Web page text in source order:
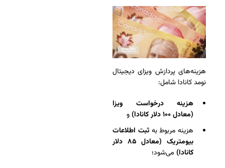
هزینه‌های پردازش ویزای دیجیتال
نومد کانادا شامل:
هزینه درخواست ویزا
(معادل ۱۰۰ دلار کانادا)
و
هزینه مربوط به ثبت اطلاعات
بیومتریک (معادل ۸۵ دلار
کانادا) می‌شود؛